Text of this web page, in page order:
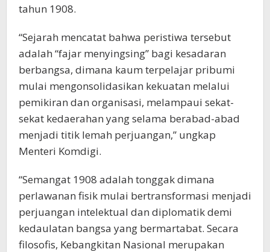
tahun 1908.
“Sejarah mencatat bahwa peristiwa tersebut
adalah “fajar menyingsing” bagi kesadaran
berbangsa, dimana kaum terpelajar pribumi
mulai mengonsolidasikan kekuatan melalui
pemikiran dan organisasi, melampaui sekat-
sekat kedaerahan yang selama berabad-abad
menjadi titik lemah perjuangan,” ungkap
Menteri Komdigi.
“Semangat 1908 adalah tonggak dimana
perlawanan fisik mulai bertransformasi menjadi
perjuangan intelektual dan diplomatik demi
kedaulatan bangsa yang bermartabat. Secara
filosofis, Kebangkitan Nasional merupakan